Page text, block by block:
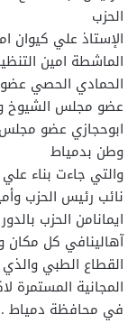
الحزب
الإستاذ علي كيوان
الماشطة امين
الحمادي الحصي عضو
عضو مجلس الشيوخ
ابوحجازي عضو
وطن بدمياط
والتي جاءت بناء
نائب رئيس الحزب
ايمانامن الحزب
آهالينافي كل
القطاع الطبي
المجانية
في محافظة دمياط .